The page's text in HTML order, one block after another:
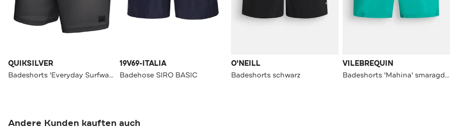
QUIKSILVER
Badeshorts 'Everyday Surfwash Volley' schwarz
19V69-ITALIA
Badehose SIRO BASIC
O'NEILL
Badeshorts schwarz
VILEBREQUIN
Badeshorts 'Mahina' smaragdgrün
Andere Kunden kauften auch